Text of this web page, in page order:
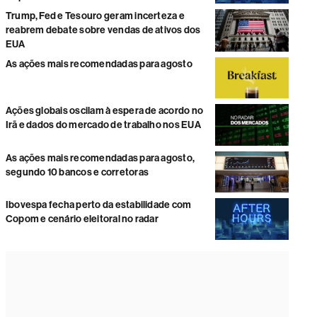
Trump, Fed e Tesouro geram incerteza e
reabrem debate sobre vendas de ativos dos
EUA
As ações mais recomendadas para agosto
Ações globais oscilam à espera de acordo no
Irã e dados do mercado de trabalho nos EUA
As ações mais recomendadas para agosto,
segundo 10 bancos e corretoras
Ibovespa fecha perto da estabilidade com
Copom e cenário eleitoral no radar